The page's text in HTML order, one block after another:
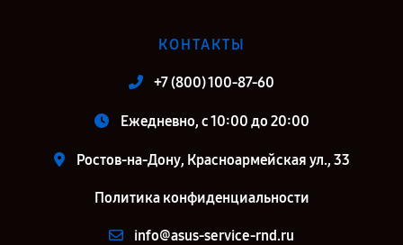
КОНТАКТЫ
+7 (800) 100-87-60
Ежедневно, с 10:00 до 20:00
Ростов-на-Дону, Красноармейская ул., 33
Политика конфиденциальности
info@asus-service-rnd.ru